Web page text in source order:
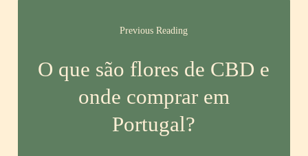
Previous Reading
O que são flores de CBD e
onde comprar em
Portugal?